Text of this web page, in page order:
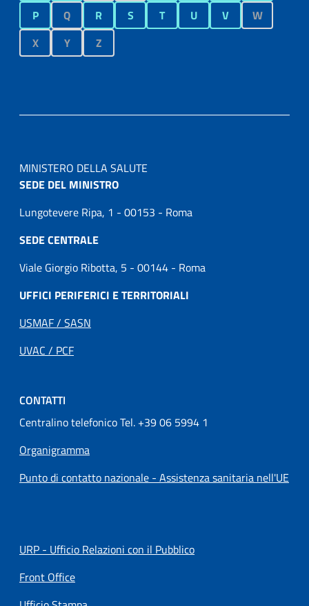
P
Q R S T U V
W
X
Y Z
MINISTERO DELLA SALUTE
SEDE DEL MINISTRO
Lungotevere Ripa, 1 - 00153 - Roma
SEDE CENTRALE
Viale Giorgio Ribotta, 5 - 00144 - Roma
UFFICI PERIFERICI E TERRITORIALI
USMAF / SASN
UVAC / PCF
CONTATTI
Centralino telefonico Tel. +39 06 5994 1
Organigramma
Punto di contatto nazionale - Assistenza sanitaria nell'UE
URP - Ufficio Relazioni con il Pubblico
Front Office